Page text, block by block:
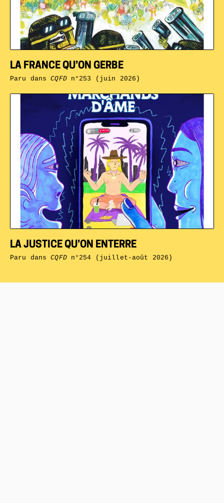
LA JUSTICE QU’ON ENTERRE
Paru dansCQFDn°254 (juillet-août 2026)
LA FRANCE QU’ON GERBE
Paru dansCQFDn°253 (juin 2026)